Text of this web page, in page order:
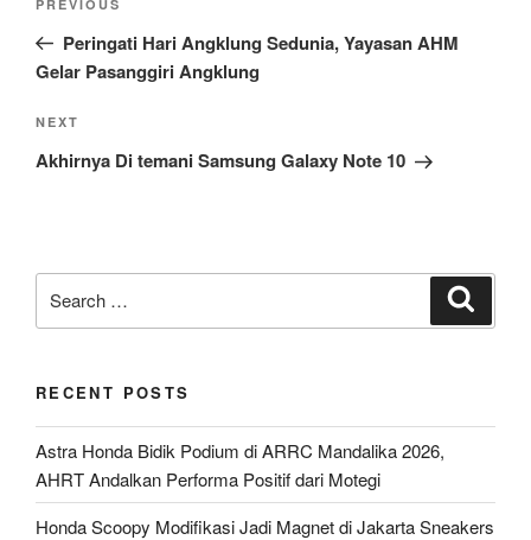
Previous
Post
PREVIOUS
Peringati Hari Angklung Sedunia, Yayasan AHM
Gelar Pasanggiri Angklung
Next
Post
NEXT
Akhirnya Di temani Samsung Galaxy Note 10
for:
RECENT POSTS
Astra Honda Bidik Podium di ARRC Mandalika 2026,
AHRT Andalkan Performa Positif dari Motegi
Honda Scoopy Modifikasi Jadi Magnet di Jakarta Sneakers